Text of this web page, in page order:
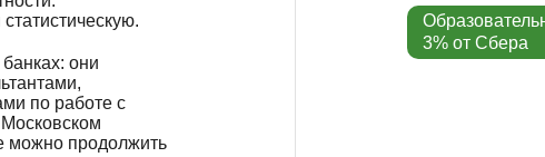
они
по работе с
можно продолжить
3% от Сбера